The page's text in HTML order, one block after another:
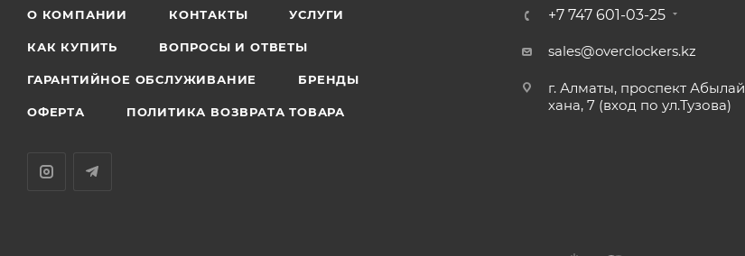
О КОМПАНИИ КОНТАКТЫ УСЛУГИ
КАК КУПИТЬ ВОПРОСЫ И ОТВЕТЫ
ГАРАНТИЙНОЕ ОБСЛУЖИВАНИЕ БРЕНДЫ
ОФЕРТА ПОЛИТИКА ВОЗВРАТА ТОВАРА
+7 747 601-03-25
sales@overclockers.kz
г. Алматы, проспект Абылай
хана, 7 (вход по ул.Тузова)